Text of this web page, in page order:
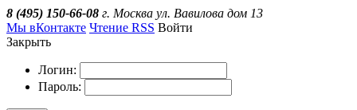
8 (495) 150-66-08 г. Москва ул. Вавилова дом 13
Мы вКонтакте Чтение RSS Войти
Закрыть
Логин:
Пароль: